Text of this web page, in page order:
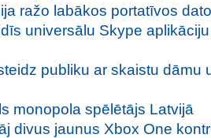
ražo labākos portatīvos
universālu Skype
publiku ar skaistu dāmu
monopola spēlētājs Latvijā
divus jaunus Xbox One